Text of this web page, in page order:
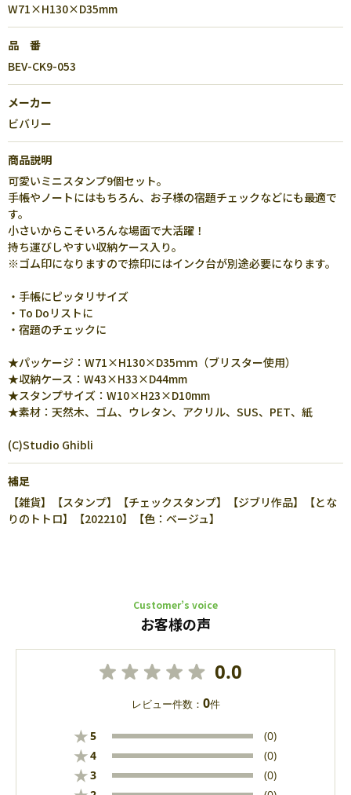
W71×H130×D35mm
品 番
BEV-CK9-053
メーカー
ビバリー
商品説明
可愛いミニスタンプ9個セット。
手帳やノートにはもちろん、お子様の宿題チェックなどにも最適で
す。
小さいからこそいろんな場面で大活躍！
持ち運びしやすい収納ケース入り。
※ゴム印になりますので捺印にはインク台が別途必要になります。
・手帳にピッタリサイズ
・To Doリストに
・宿題のチェックに
★パッケージ：W71×H130×D35ｍｍ（ブリスター使用）
★収納ケース：W43×H33×D44mm
★スタンプサイズ：W10×H23×D10mm
★素材：天然木、ゴム、ウレタン、アクリル、SUS、PET、紙
(C)Studio Ghibli
補足
【雑貨】【スタンプ】【チェックスタンプ】【ジブリ作品】【とな
りのトトロ】【202210】【色：ベージュ】
Customer’s voice
お客様の声
0.0
レビュー件数： 0件
★5 (0)
★4 (0)
★3 (0)